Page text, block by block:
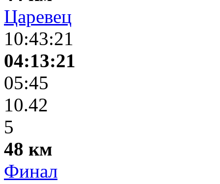
Царевец
10:43:21
04:13:21
05:45
10.42
5
48 км
Финал